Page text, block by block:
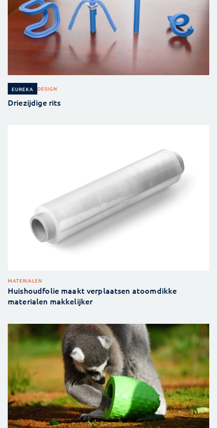
EUREKA DESIGN
Driezijdige rits
MATERIALEN
Huishoudfolie maakt verplaatsen atoomdikke
materialen makkelijker